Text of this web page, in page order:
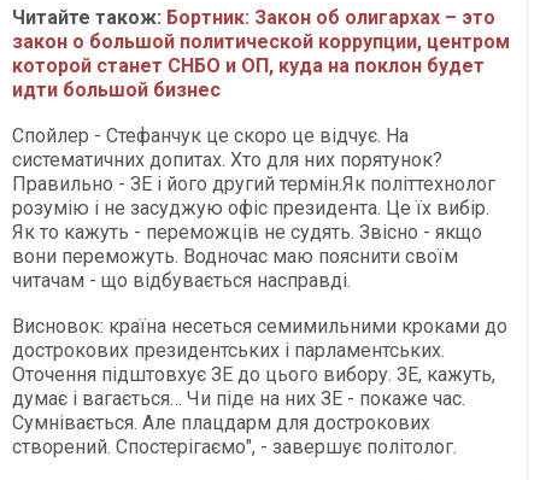
Читайте також: Бортник: Закон об олигархах – это
закон о большой политической коррупции, центром
которой станет СНБО и ОП, куда на поклон будет
идти большой бизнес
Спойлер - Стефанчук це скоро це відчує. На
систематичних допитах. Хто для них порятунок?
Правильно - ЗЕ і його другий термін.Як політтехнолог
розумію і не засуджую офіс президента. Це їх вибір.
Як то кажуть - переможців не судять. Звісно - якщо
вони переможуть. Водночас маю пояснити своїм
читачам - що відбувається насправді.
Висновок: країна несеться семимильними кроками до
дострокових президентських і парламентських.
Оточення підштовхує ЗЕ до цього вибору. ЗЕ, кажуть,
думає і вагається… Чи піде на них ЗЕ - покаже час.
Сумнівається. Але плацдарм для дострокових
створений. Спостерігаємо", - завершує політолог.